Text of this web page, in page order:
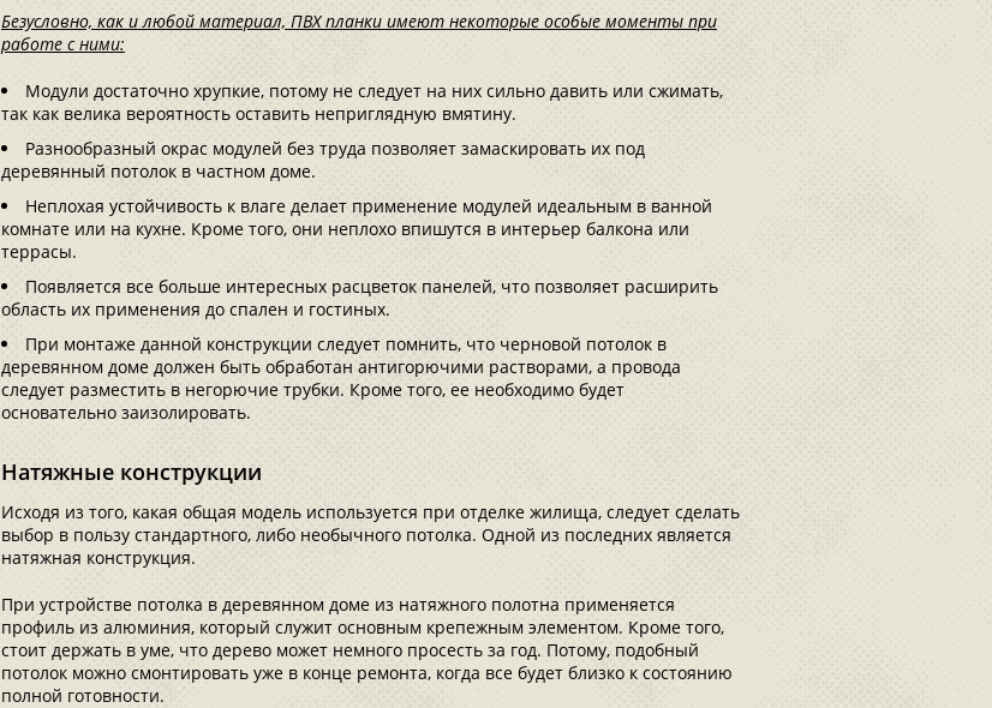
Безусловно, как и любой материал, ПВХ планки имеют некоторые особые моменты при
работе с ними:
Модули достаточно хрупкие, потому не следует на них сильно давить или сжимать,
так как велика вероятность оставить неприглядную вмятину.
Разнообразный окрас модулей без труда позволяет замаскировать их под
деревянный потолок в частном доме.
Неплохая устойчивость к влаге делает применение модулей идеальным в ванной
комнате или на кухне. Кроме того, они неплохо впишутся в интерьер балкона или
террасы.
Появляется все больше интересных расцветок панелей, что позволяет расширить
область их применения до спален и гостиных.
При монтаже данной конструкции следует помнить, что черновой потолок в
деревянном доме должен быть обработан антигорючими растворами, а провода
следует разместить в негорючие трубки. Кроме того, ее необходимо будет
основательно заизолировать.
Натяжные конструкции
Исходя из того, какая общая модель используется при отделке жилища, следует сделать
выбор в пользу стандартного, либо необычного потолка. Одной из последних является
натяжная конструкция.
При устройстве потолка в деревянном доме из натяжного полотна применяется
профиль из алюминия, который служит основным крепежным элементом. Кроме того,
стоит держать в уме, что дерево может немного просесть за год. Потому, подобный
потолок можно смонтировать уже в конце ремонта, когда все будет близко к состоянию
полной готовности.